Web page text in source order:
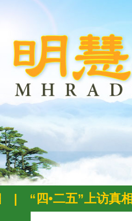
| “四•二五”上访真相